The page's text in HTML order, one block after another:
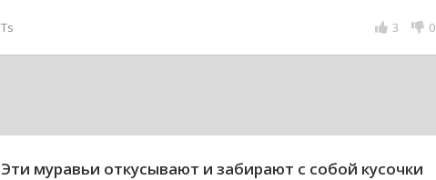
Ts 0
3
Эти муравьи откусывают и забирают с собой кусочки